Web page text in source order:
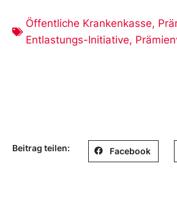
Öffentliche Krankenkasse,
Entlastungs-Initiative,
Beitrag teilen: Facebook